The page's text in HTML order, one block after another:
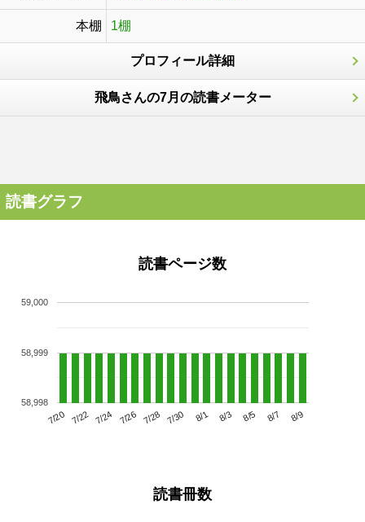
本棚 1棚
プロフィール詳細
飛鳥さんの7月の読書メーター
読書グラフ
読書ページ数
7/20 7/22 7/24 7/26 7/28 7/30 8/1 8/3 8/5 8/7 8/9
58,998
58,999
59,000
読書冊数